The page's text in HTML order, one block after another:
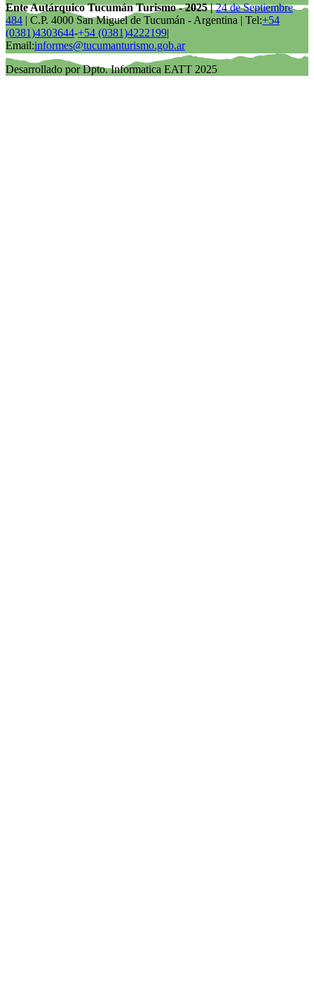
Ente Autárquico Tucumán Turismo - 2025 |24 de Septiembre
484 | C.P. 4000 San Miguel de Tucumán - Argentina | Tel:+54
(0381)4303644-+54 (0381)4222199|
Email:informes@tucumanturismo.gob.ar
Desarrollado por Dpto. Informatica EATT 2025